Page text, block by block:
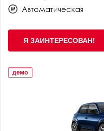
Автоматическая
Я ЗАИНТЕРЕСОВАН!
демо